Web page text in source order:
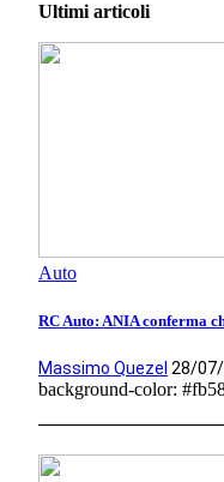
Ultimi articoli
Auto
RC Auto: ANIA conferma
Massimo Quezel 28/
background-color: